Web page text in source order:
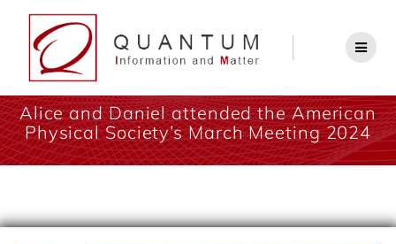
Alice and Daniel attended the American
Physical Society’s March Meeting 2024